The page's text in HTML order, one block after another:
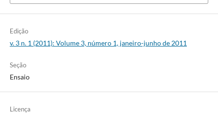
Edição
v. 3 n. 1 (2011): Volume 3, número 1, janeiro-junho de 2011
Seção
Ensaio
Licença